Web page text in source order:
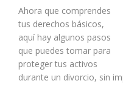
Ahora que comprendes
tus derechos básicos,
aquí hay algunos pasos
que puedes tomar para
proteger tus activos
durante un divorcio, sin